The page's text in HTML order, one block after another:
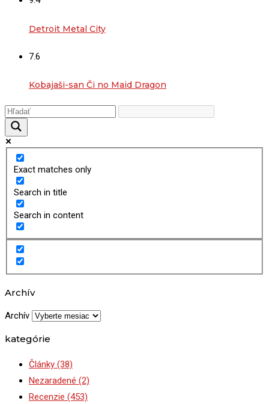
Detroit Metal City
7.6
Kobajaši-san Či no Maid Dragon
Exact matches only
Search in title
Search in content
Archív
Archív
kategórie
Články (38)
Nezaradené (2)
Recenzie (453)